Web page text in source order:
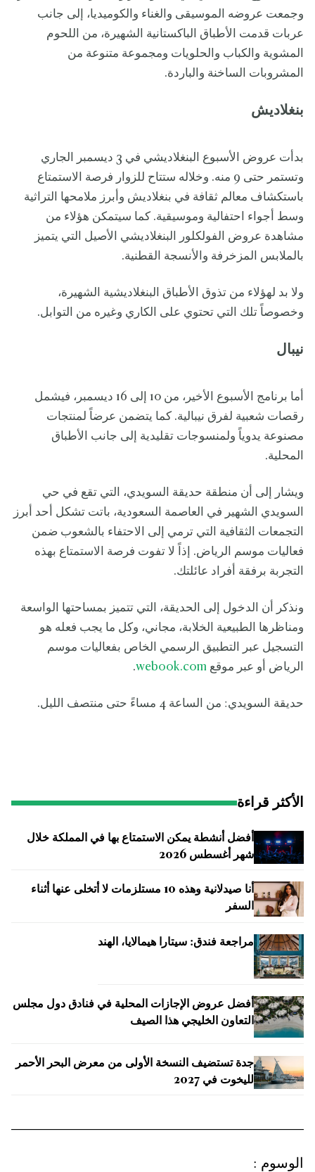
وجمعت عروضه الموسيقى والغناء والكوميديا، إلى جانب
عربات قدمت الأطباق الباكستانية الشهيرة، من اللحوم
المشوية والكباب والحلويات ومجموعة متنوعة من
المشروبات الساخنة والباردة.
بنغلاديش
بدأت عروض الأسبوع البنغلاديشي في 3 ديسمبر الجاري
وتستمر حتى 9 منه. وخلاله ستتاح للزوار فرصة الاستمتاع
باستكشاف معالم ثقافة في بنغلاديش وأبرز ملامحها التراثية
وسط أجواء احتفالية وموسيقية. كما سيتمكن هؤلاء من
مشاهدة عروض الفولكلور البنغلاديشي الأصيل التي يتميز
بالملابس المزخرفة والأنسجة القطنية.
ولا بد لهؤلاء من تذوق الأطباق البنغلاديشية الشهيرة،
وخصوصاً تلك التي تحتوي على الكاري وغيره من التوابل.
نيبال
أما برنامج الأسبوع الأخير، من 10 إلى 16 ديسمبر، فيشمل
رقصات شعبية لفرق نيبالية. كما يتضمن عرضاً لمنتجات
مصنوعة يدوياً ولمنسوجات تقليدية إلى جانب الأطباق
المحلية.
ويشار إلى أن منطقة حديقة السويدي، التي تقع في حي
السويدي الشهير في العاصمة السعودية، باتت تشكل أحد أبرز
التجمعات الثقافية التي ترمي إلى الاحتفاء بالشعوب ضمن
فعاليات موسم الرياض. إذاً لا تفوت فرصة الاستمتاع بهذه
التجربة برفقة أفراد عائلتك.
ونذكر أن الدخول إلى الحديقة، التي تتميز بمساحتها الواسعة
ومناظرها الطبيعية الخلابة، مجاني، وكل ما يجب فعله هو
التسجيل عبر التطبيق الرسمي الخاص بفعاليات موسم
الرياض أو عبر موقع webook.com
.
حديقة السويدي: من الساعة 4 مساءً حتى منتصف الليل.
الأكثر قراءة
أفضل أنشطة يمكن الاستمتاع بها في المملكة خلال
شهر أغسطس 2026
أنا صيدلانية وهذه 10 مستلزمات لا أتخلى عنها أثناء
السفر
مراجعة فندق: سيتارا هيمالايا، الهند
أفضل عروض الإجازات المحلية في فنادق دول مجلس
التعاون الخليجي هذا الصيف
جدة تستضيف النسخة الأولى من معرض البحر الأحمر
لليخوت في 2027
الوسوم :